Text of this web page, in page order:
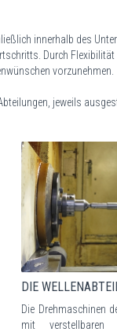
innerhalb des
Durch
vorzunehmen.
jeweils
DIE
Die Drehmaschinen
mit verstellbaren